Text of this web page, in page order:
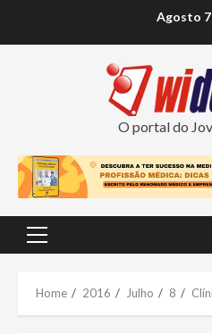
Agosto
O portal do
Primary
Home 2016 Julho 8